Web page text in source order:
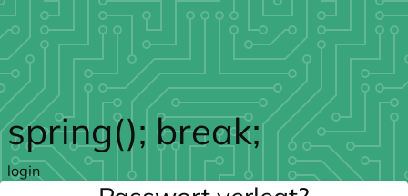
Zum Hauptteil springen
spring(); break;
login